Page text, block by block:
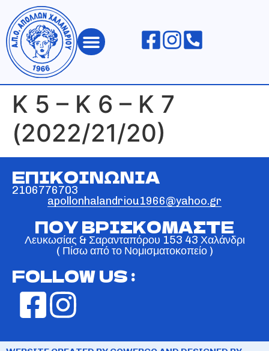
Κ 5 – Κ 6 – Κ 7
(2022/21/20)
ΕΠΙΚΟΙΝΩΝΙΑ
2106776703
apollonhalandriou1966@yahoo.gr
ΠΟΥ ΒΡΙΣΚΟΜΑΣΤΕ
Λευκωσίας & Σαρανταπόρου 153 43 Χαλάνδρι
( Πίσω από το Νομισματοκοπείο )
FOLLOW US :